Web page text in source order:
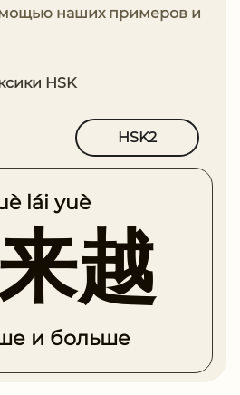
наших примеров и
HSK
HSK2
lái yuè
越
и больше